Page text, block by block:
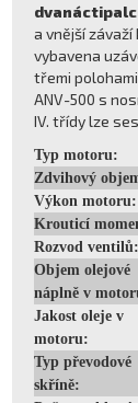
a vnější závaží
vybavena
třemi
ANV-500 s
IV. třídy lze
Typ motoru:
Zdvihový
Výkon motoru:
Krouticí
Rozvod ventilů:
Objem olejové
náplně v
Jakost oleje v
motoru:
Typ převodové
skříně: